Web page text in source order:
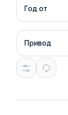
Год от
Привод